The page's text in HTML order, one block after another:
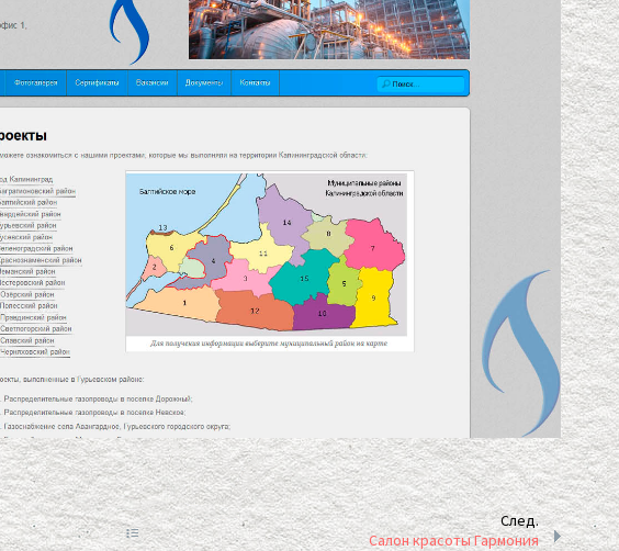
След.
Салон красоты Гармония